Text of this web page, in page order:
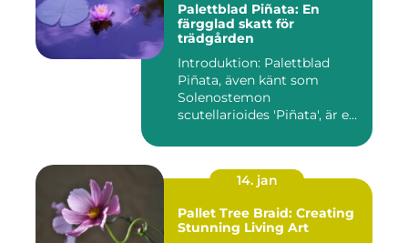
Palettblad Piñata: En
färgglad skatt för
trädgården
Introduktion: Palettblad
Piñata, även känt som
Solenostemon
scutellarioides 'Piñata', är en
14. jan
Pallet Tree Braid: Creating
Stunning Living Art